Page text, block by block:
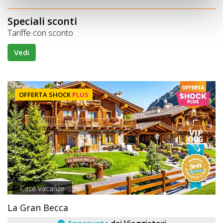
Speciali sconti
Tariffe con sconto
Vedi
OFFERTA SHOCK PLUS
Case Vacanze
La Gran Becca